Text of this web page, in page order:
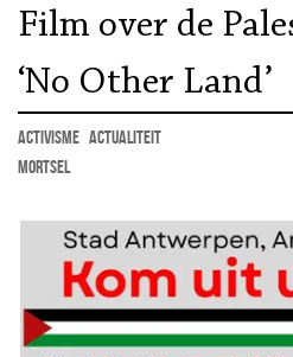
Film over de
‘No Other Land’
activisme actualiteit
Mortsel